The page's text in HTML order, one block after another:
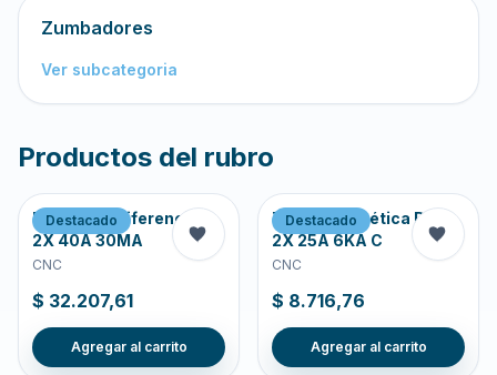
Zumbadores
Ver subcategoria
Productos del rubro
Destacado
Disyuntor Diferencial
2X 40A 30MA
CNC
$ 32.207,61
Agregar al carrito
Destacado
Termomagnética Din
2X 25A 6KA C
CNC
$ 8.716,76
Agregar al carrito